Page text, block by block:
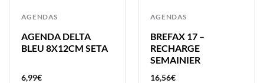
AGENDAS
AGENDA DELTA
BLEU 8X12CM SETA
6,99€
AGENDAS
BREFAX 17 –
RECHARGE
SEMAINIER
16,56€